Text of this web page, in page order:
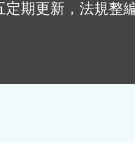
定期更新，法規整